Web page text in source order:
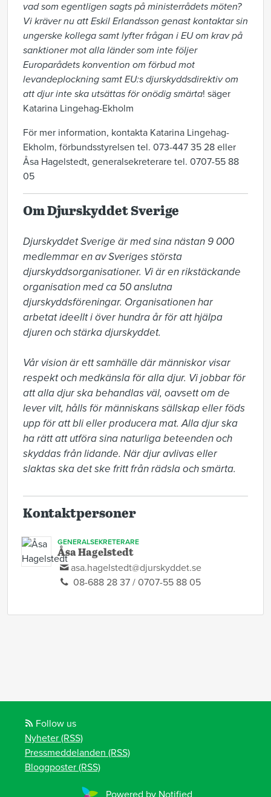
vad som egentligen sagts på ministerrådets möten?
Vi kräver nu att Eskil Erlandsson genast kontaktar sin
ungerske kollega samt lyfter frågan i EU om krav på
sanktioner mot alla länder som inte följer
Europarådets konvention om förbud mot
levandeplockning samt EU:s djurskyddsdirektiv om
att djur inte ska utsättas för onödig smärta! säger
Katarina Lingehag-Ekholm
För mer information, kontakta Katarina Lingehag-
Ekholm, förbundsstyrelsen tel. 073-447 35 28 eller
Åsa Hagelstedt, generalsekreterare tel. 0707-55 88
05
Om Djurskyddet Sverige
Djurskyddet Sverige är med sina nästan 9 000
medlemmar en av Sveriges största
djurskyddsorganisationer. Vi är en rikstäckande
organisation med ca 50 anslutna
djurskyddsföreningar. Organisationen har
arbetat ideellt i över hundra år för att hjälpa
djuren och stärka djurskyddet.
Vår vision är ett samhälle där människor visar
respekt och medkänsla för alla djur. Vi jobbar för
att alla djur ska behandlas väl, oavsett om de
lever vilt, hålls för människans sällskap eller föds
upp för att bli eller producera mat. Alla djur ska
ha rätt att utföra sina naturliga beteenden och
skyddas från lidande. När djur avlivas eller
slaktas ska det ske fritt från rädsla och smärta.
Kontaktpersoner
GENERALSEKRETERARE
Åsa Hagelstedt
asa.hagelstedt@djurskyddet.se
08-688 28 37 / 0707-55 88 05
Follow us
Nyheter (RSS)
Pressmeddelanden (RSS)
Bloggposter (RSS)